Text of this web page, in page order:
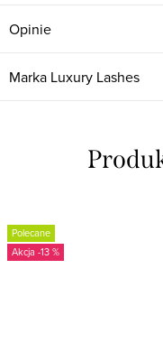
Opinie
Marka Luxury Lashes
Polecane
-13 %